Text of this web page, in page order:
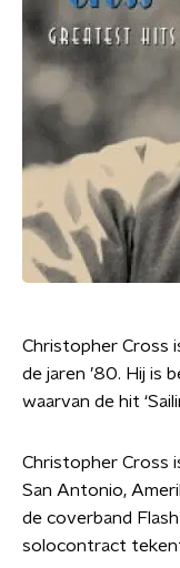
Christopher Cross
de jaren ’80. Hij is
waarvan de hit
Christopher Cross
San Antonio,
de coverband
solocontract